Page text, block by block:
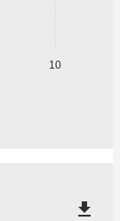
10
file_download